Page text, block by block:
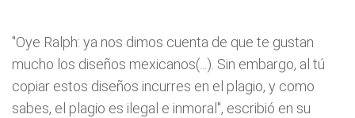
"Oye Ralph: ya nos dimos cuenta de que te gustan
mucho los diseños mexicanos(...). Sin embargo, al tú
copiar estos diseños incurres en el plagio, y como
sabes, el plagio es ilegal e inmoral", escribió en su